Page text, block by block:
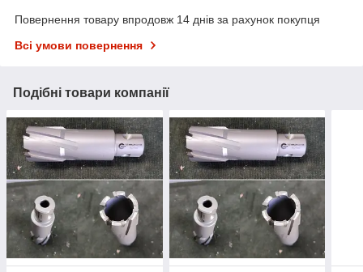
Повернення товару впродовж 14 днів за рахунок покупця
Всі умови повернення
Подібні товари компанії